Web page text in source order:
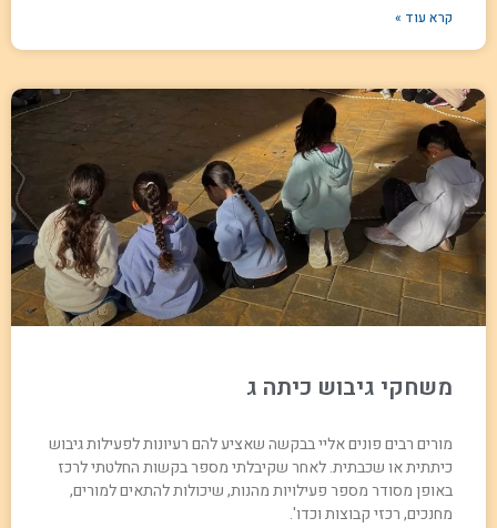
קרא עוד »
משחקי גיבוש כיתה ג
מורים רבים פונים אליי בבקשה שאציע להם רעיונות לפעילות גיבוש
כיתתית או שכבתית. לאחר שקיבלתי מספר בקשות החלטתי לרכז
באופן מסודר מספר פעילויות מהנות, שיכולות להתאים למורים,
מחנכים, רכזי קבוצות וכדו'.